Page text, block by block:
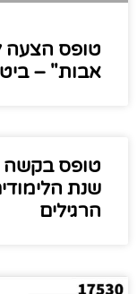
טופס הצעה
אבות" –
טופס בקשה
שנת
הרגילים